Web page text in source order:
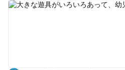
場もパークも無料で、行きやすい